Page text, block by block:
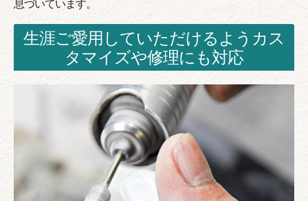
生涯ご愛用していただけるようカス
タマイズや修理にも対応